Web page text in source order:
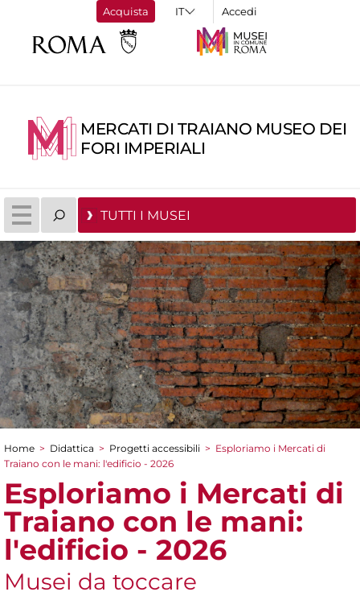
Acquista Accedi
MERCATI DI TRAIANO MUSEO DEI
FORI IMPERIALI
TUTTI I MUSEI
Tu sei qui
Home > Didattica > Progetti accessibili > Esploriamo i Mercati di
Traiano con le mani: l'edificio - 2026
Esploriamo i Mercati di
Traiano con le mani:
l'edificio - 2026
Musei da toccare